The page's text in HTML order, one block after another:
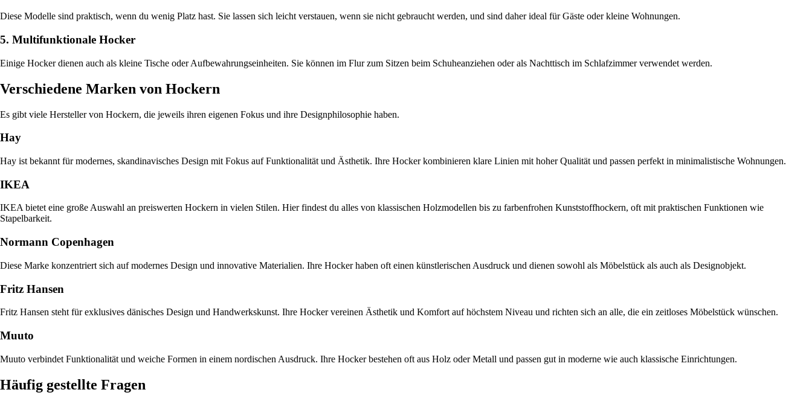
Diese Modelle sind praktisch, wenn du wenig Platz hast. Sie lassen sich leicht verstauen, wenn sie nicht gebraucht werden, und sind daher ideal für Gäste oder kleine Wohnungen.
5. Multifunktionale Hocker
Einige Hocker dienen auch als kleine Tische oder Aufbewahrungseinheiten. Sie können im Flur zum Sitzen beim Schuheanziehen oder als Nachttisch im Schlafzimmer verwendet werden.
Verschiedene Marken von Hockern
Es gibt viele Hersteller von Hockern, die jeweils ihren eigenen Fokus und ihre Designphilosophie haben.
Hay
Hay ist bekannt für modernes, skandinavisches Design mit Fokus auf Funktionalität und Ästhetik. Ihre Hocker kombinieren klare Linien mit hoher Qualität und passen perfekt in minimalistische Wohnungen.
IKEA
IKEA bietet eine große Auswahl an preiswerten Hockern in vielen Stilen. Hier findest du alles von klassischen Holzmodellen bis zu farbenfrohen Kunststoffhockern, oft mit praktischen Funktionen wie
Stapelbarkeit.
Normann Copenhagen
Diese Marke konzentriert sich auf modernes Design und innovative Materialien. Ihre Hocker haben oft einen künstlerischen Ausdruck und dienen sowohl als Möbelstück als auch als Designobjekt.
Fritz Hansen
Fritz Hansen steht für exklusives dänisches Design und Handwerkskunst. Ihre Hocker vereinen Ästhetik und Komfort auf höchstem Niveau und richten sich an alle, die ein zeitloses Möbelstück wünschen.
Muuto
Muuto verbindet Funktionalität und weiche Formen in einem nordischen Ausdruck. Ihre Hocker bestehen oft aus Holz oder Metall und passen gut in moderne wie auch klassische Einrichtungen.
Häufig gestellte Fragen